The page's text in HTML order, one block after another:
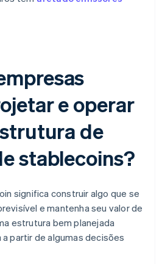
e operar
de
stablecoins?
significa construir algo que se
e mantenha seu valor de
estrutura bem planejada
partir de algumas decisões